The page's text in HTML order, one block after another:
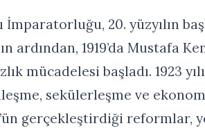
İmparatorluğu, 20. yüzyılın
ardından, 1919’da
mücadelesi başladı. 1923
sekülerleşme ve
gerçekleştirdiği reformlar,